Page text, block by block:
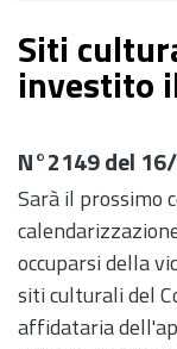
Siti
investito
N°2149 del
Sarà il prossimo
occuparsi della
siti culturali del
affidataria